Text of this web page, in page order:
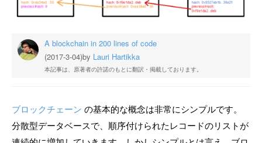
A blockchain in 200 lines of code
(2017-3-04)by Lauri Hartikka
本記事は、原著者の許諾のもとに翻訳・掲載しております。
ブロックチェーン の基本的な概念は非常にシンプルです。
分散型データベースで、順序付けられたレコードのリストが